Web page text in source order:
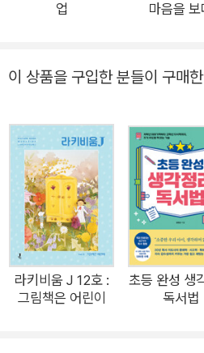
기한다. 어떤 책을 읽으면 좋을지 막
면, 일단 장바구니로” 책 소개가 진
추렸다! “선생님, 재밌는 책 골라주세요.” “엄마, 뭐 재미난 책 없
어요?” 아이들의 요청에 책을 골라
않을 책 목록이 있다면 얼마나 좋을
화책 200』은 이런 생각이 간절한
로, 수천 권의 동화책 중에서 주제
책을 소개해준다. 저자 이시내(시내 쌤)는 2004년부터 지금까지
학교 현장에서 아이들과 함께 책을
사 연수와 대중 강연 등을 통해 책을
업
마음을 보
이 상품을 구입한 분들이 구매
라키비움 J 12호 :
그림책은 어린이
초등 완성 생
독서법